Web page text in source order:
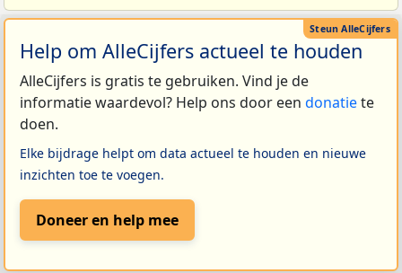
Help om AlleCijfers actueel te houden
AlleCijfers is gratis te gebruiken. Vind je de
informatie waardevol? Help ons door een donatiete
doen.
Elke bijdrage helpt om data actueel te houden en nieuwe
inzichten toe te voegen.
Doneer en help mee